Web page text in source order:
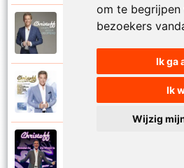
om te begrijpen
bezoekers
Ik ga
Ik
Wijzig
Christoff
Christoff en Florian
Omdat ie zo mooi is